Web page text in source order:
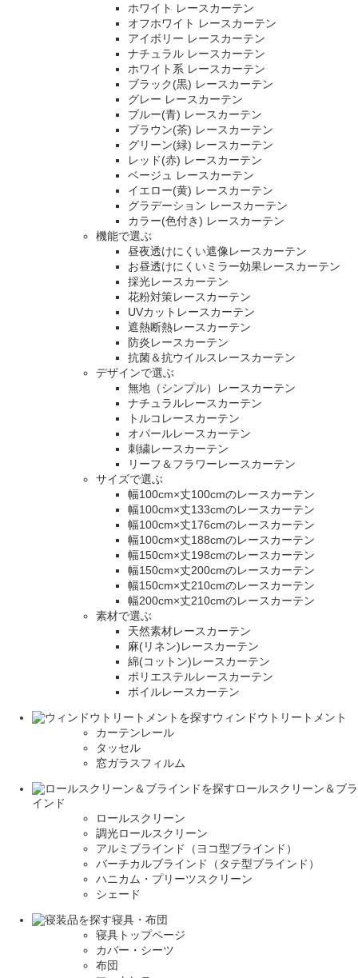
ホワイト レースカーテン
オフホワイト レースカーテン
アイボリー レースカーテン
ナチュラル レースカーテン
ホワイト系 レースカーテン
ブラック(黒) レースカーテン
グレー レースカーテン
ブルー(青) レースカーテン
ブラウン(茶) レースカーテン
グリーン(緑) レースカーテン
レッド(赤) レースカーテン
ベージュ レースカーテン
イエロー(黄) レースカーテン
グラデーション レースカーテン
カラー(色付き) レースカーテン
機能で選ぶ
昼夜透けにくい遮像レースカーテン
お昼透けにくいミラー効果レースカーテン
採光レースカーテン
花粉対策レースカーテン
UVカットレースカーテン
遮熱断熱レースカーテン
防炎レースカーテン
抗菌＆抗ウイルスレースカーテン
デザインで選ぶ
無地（シンプル）レースカーテン
ナチュラルレースカーテン
トルコレースカーテン
オパールレースカーテン
刺繍レースカーテン
リーフ＆フラワーレースカーテン
サイズで選ぶ
幅100cm×丈100cmのレースカーテン
幅100cm×丈133cmのレースカーテン
幅100cm×丈176cmのレースカーテン
幅100cm×丈188cmのレースカーテン
幅150cm×丈198cmのレースカーテン
幅150cm×丈200cmのレースカーテン
幅150cm×丈210cmのレースカーテン
幅200cm×丈210cmのレースカーテン
素材で選ぶ
天然素材レースカーテン
麻(リネン)レースカーテン
綿(コットン)レースカーテン
ポリエステルレースカーテン
ボイルレースカーテン
ウィンドウトリートメント
カーテンレール
タッセル
窓ガラスフィルム
ロールスクリーン＆ブラ
インド
ロールスクリーン
調光ロールスクリーン
アルミブラインド（ヨコ型ブラインド）
バーチカルブラインド（タテ型ブラインド）
ハニカム・プリーツスクリーン
シェード
寝具・布団
寝具トップページ
カバー・シーツ
布団